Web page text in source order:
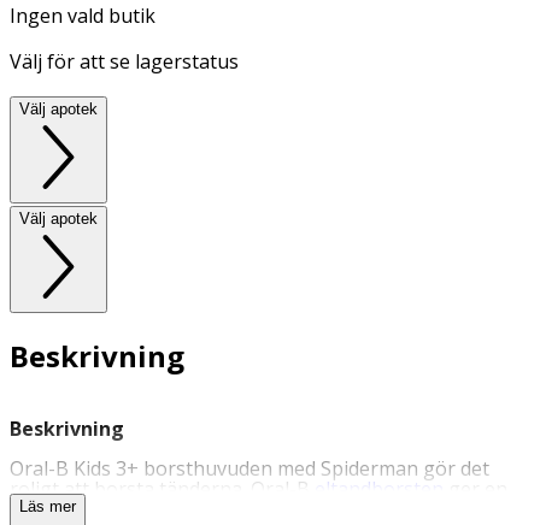
Ingen vald butik
Välj för att se lagerstatus
Välj apotek
Välj apotek
Beskrivning
Beskrivning
Oral-B Kids 3+ borsthuvuden med Spiderman gör det
roligt att borsta tänderna. Oral-B eltandborsten
skonsam och effektiv rengöring, rekommenderad av
Läs mer